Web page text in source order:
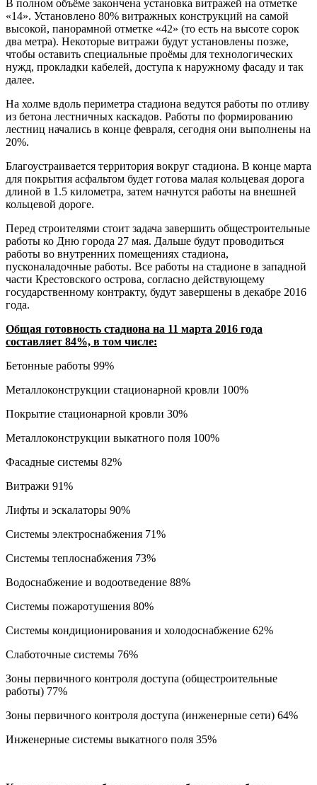
В полном объёме закончена установка витражей на отметке
«14». Установлено 80% витражных конструкций на самой
высокой, панорамной отметке «42» (то есть на высоте сорок
два метра). Некоторые витражи будут установлены позже,
чтобы оставить специальные проёмы для технологических
нужд, прокладки кабелей, доступа к наружному фасаду и так
далее.
На холме вдоль периметра стадиона ведутся работы по отливу
из бетона лестничных каскадов. Работы по формированию
лестниц начались в конце февраля, сегодня они выполнены на
20%.
Благоустраивается территория вокруг стадиона. В конце марта
для покрытия асфальтом будет готова малая кольцевая дорога
длиной в 1.5 километра, затем начнутся работы на внешней
кольцевой дороге.
Перед строителями стоит задача завершить общестроительные
работы ко Дню города 27 мая. Дальше будут проводиться
работы во внутренних помещениях стадиона,
пусконаладочные работы. Все работы на стадионе в западной
части Крестовского острова, согласно действующему
государственному контракту, будут завершены в декабре 2016
года.
Общая готовность стадиона на 11 марта 2016 года
составляет 84%, в том числе:
Бетонные работы 99%
Металлоконструкции стационарной кровли 100%
Покрытие стационарной кровли 30%
Металлоконструкции выкатного поля 100%
Фасадные системы 82%
Витражи 91%
Лифты и эскалаторы 90%
Системы электроснабжения 71%
Системы теплоснабжения 73%
Водоснабжение и водоотведение 88%
Системы пожаротушения 80%
Системы кондиционирования и холодоснабжение 62%
Слаботочные системы 76%
Зоны первичного контроля доступа (общестроительные
работы) 77%
Зоны первичного контроля доступа (инженерные сети) 64%
Инженерные системы выкатного поля 35%